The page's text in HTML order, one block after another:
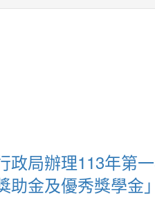
政局辦理113年第
助金及優秀獎學金